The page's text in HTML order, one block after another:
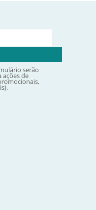
serão
ações de